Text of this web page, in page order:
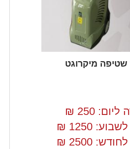
מיקרוגט
250
₪
1250
₪
2500
₪